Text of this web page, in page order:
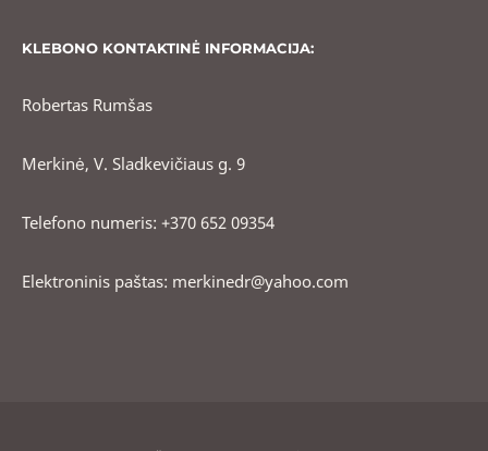
KLEBONO KONTAKTINĖ INFORMACIJA:
Robertas Rumšas
Merkinė, V. Sladkevičiaus g. 9
Telefono numeris: +370 652 09354
Elektroninis paštas: merkinedr@yahoo.com